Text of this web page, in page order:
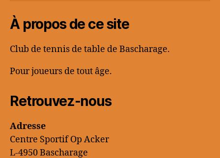
À propos de ce site
Club de tennis de table de Bascharage.
Pour joueurs de tout âge.
Retrouvez-nous
Adresse
Centre Sportif Op Acker
L-4950 Bascharage